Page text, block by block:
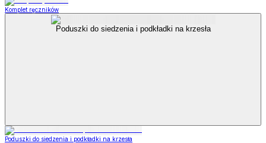
Komplet ręczników
Poduszki do siedzenia i podkładki na krzesła
Poduszki do siedzenia i podkładki na krzesła